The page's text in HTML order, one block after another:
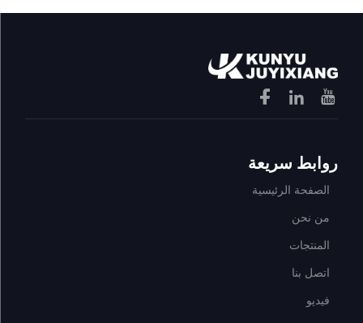
روابط سريعة
الصفحة الرئيسية
من نحن
المنتجات
اتصل بنا
فيديو